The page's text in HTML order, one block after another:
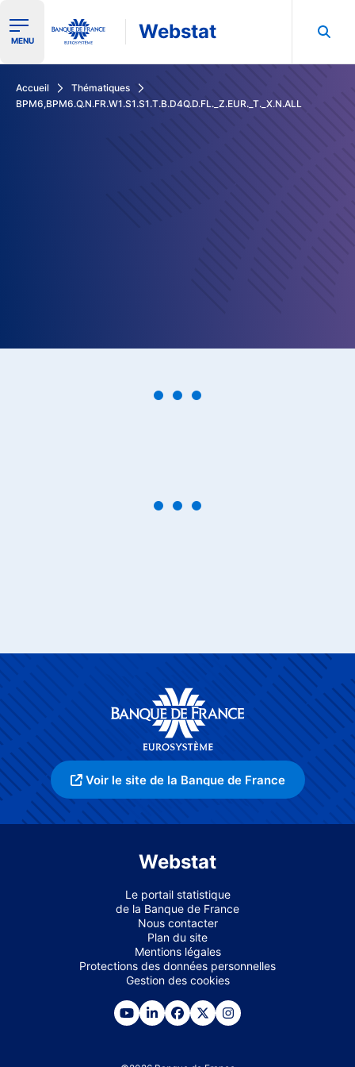
Ouvrir le menu de navigation
MENU Webstat
Accueil
Thématiques
BPM6,BPM6.Q.N.FR.W1.S1.S1.T.B.D4Q.D.FL._Z.EUR._T._X.N.ALL
Voir le site de la Banque de France
Webstat
Le portail statistique
de la Banque de France
Nous contacter
Plan du site
Mentions légales
Protections des données personnelles
Gestion des cookies